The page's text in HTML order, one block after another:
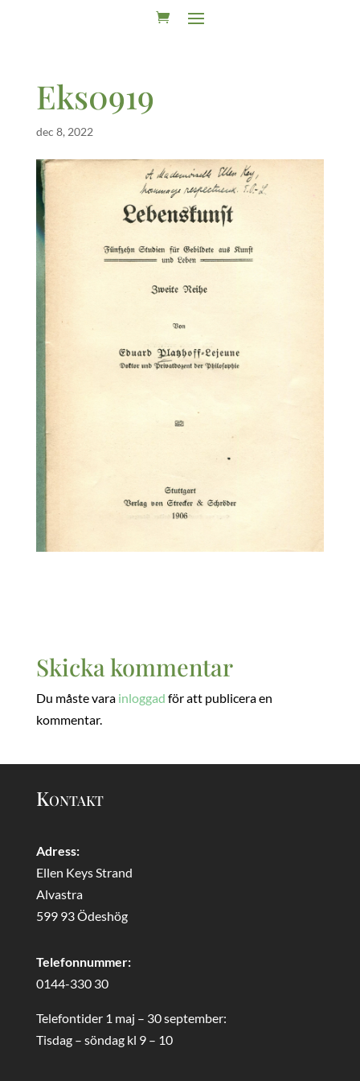
Eks0919
dec 8, 2022
Skicka kommentar
Du måste vara inloggad för att publicera en
kommentar.
Kontakt
Adress:
Ellen Keys Strand
Alvastra
599 93 Ödeshög
Telefonnummer:
0144-330 30
Telefontider 1 maj – 30 september:
Tisdag – söndag kl 9 – 10